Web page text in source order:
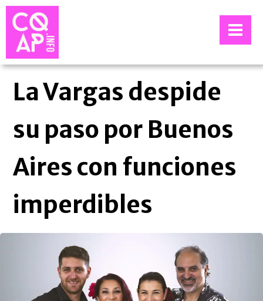
La Vargas despide
su paso por Buenos
Aires con funciones
imperdibles